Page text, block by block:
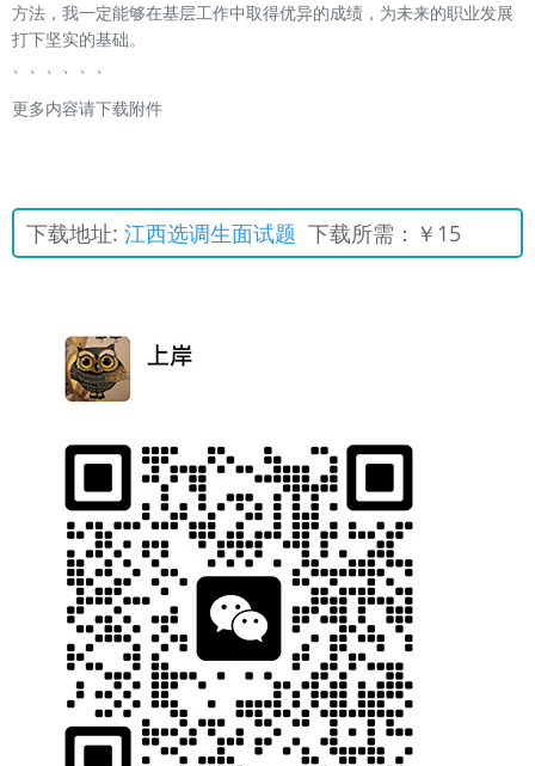
方法，我一定能够在基层工作中取得优异的成绩，为未来的职业发展
打下坚实的基础。
、、、、、、
更多内容请下载附件
下载地址: 江西选调生面试题 下载所需：￥15